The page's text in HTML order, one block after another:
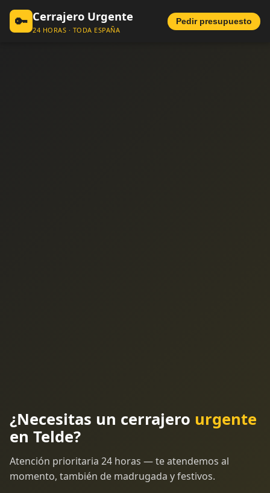
🔑 Cerrajero Urgente
24 HORAS · TODA ESPAÑA
Pedir presupuesto
¿Necesitas un cerrajero urgente
en Telde?
Atención prioritaria 24 horas — te atendemos al
momento, también de madrugada y festivos.